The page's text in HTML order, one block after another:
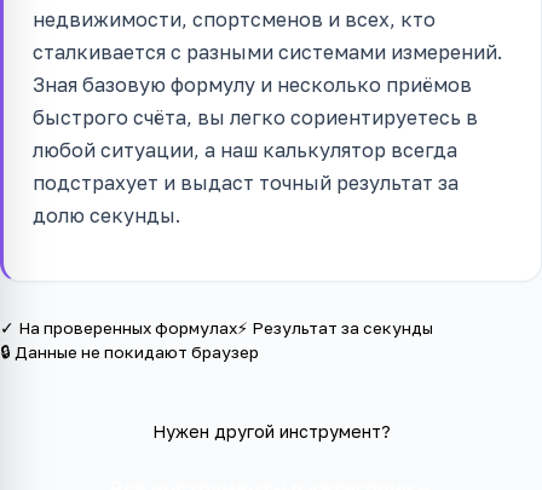
недвижимости, спортсменов и всех, кто
сталкивается с разными системами измерений.
Зная базовую формулу и несколько приёмов
быстрого счёта, вы легко сориентируетесь в
любой ситуации, а наш калькулятор всегда
подстрахует и выдаст точный результат за
долю секунды.
✓ На проверенных формулах⚡ Результат за секунды
🔒 Данные не покидают браузер
Нужен другой инструмент?